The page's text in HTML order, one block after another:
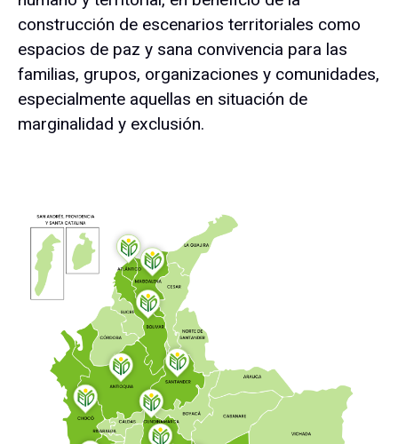
construcción de escenarios territoriales como
espacios de paz y sana convivencia para las
familias, grupos, organizaciones y comunidades,
especialmente aquellas en situación de
marginalidad y exclusión.